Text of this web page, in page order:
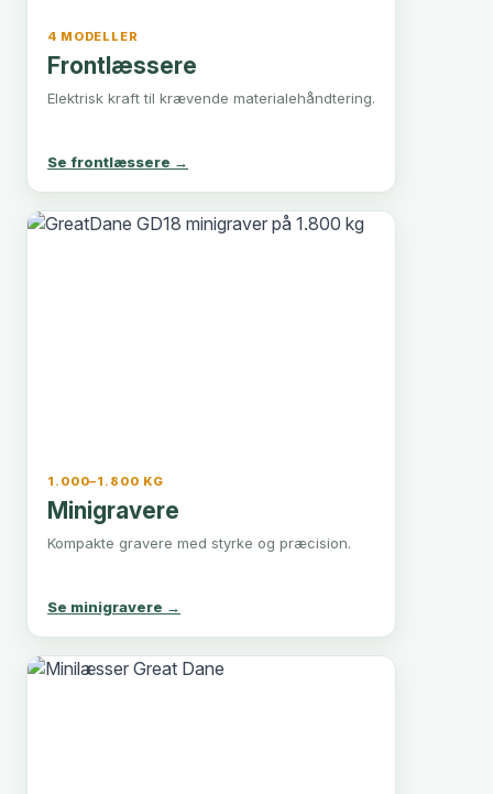
4 MODELLER
Frontlæssere
Elektrisk kraft til krævende materialehåndtering.
Se frontlæssere →
1.000–1.800 KG
Minigravere
Kompakte gravere med styrke og præcision.
Se minigravere →